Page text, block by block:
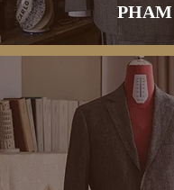
PHAM